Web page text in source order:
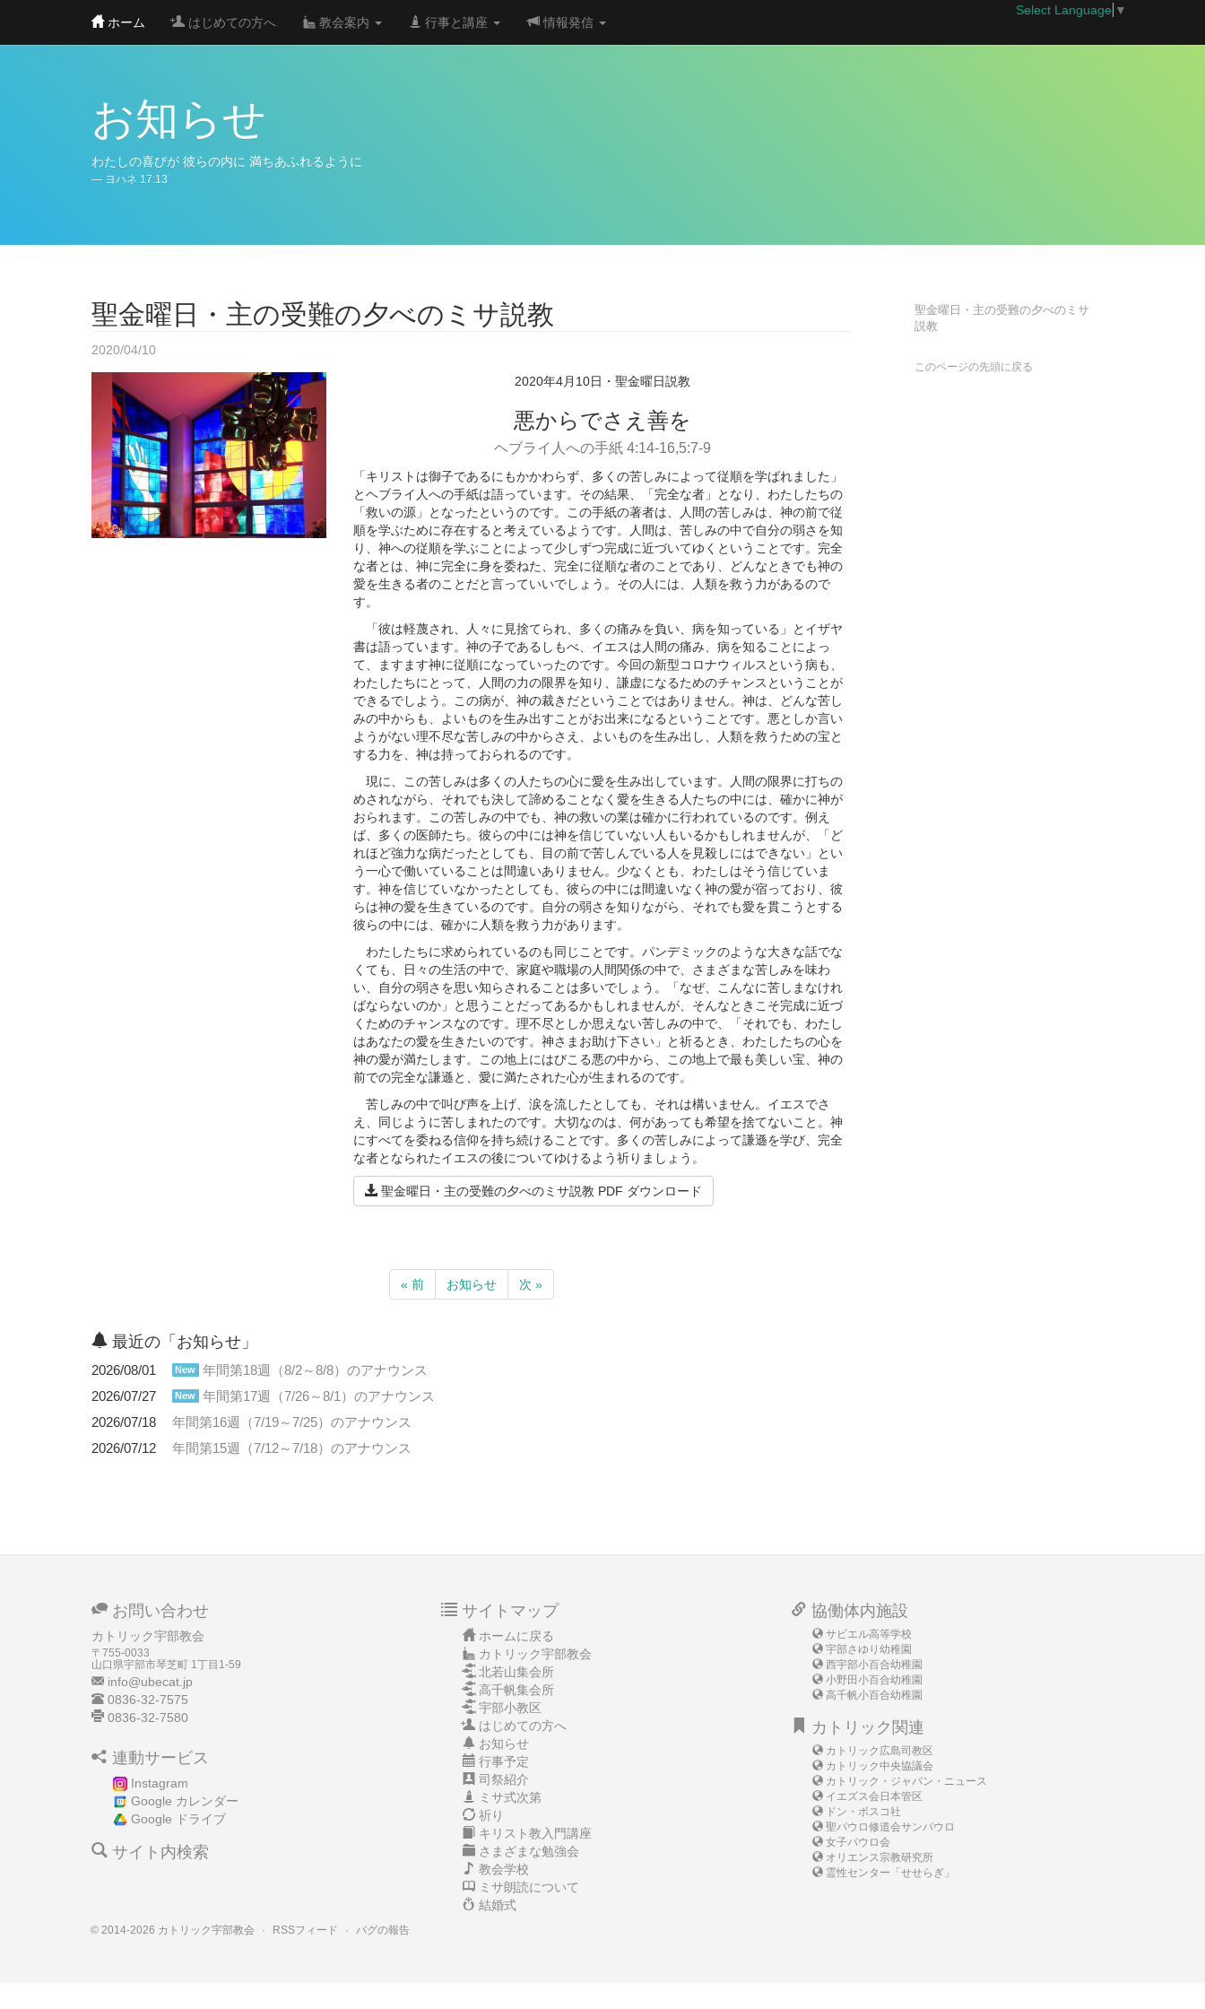
main
ホーム はじめての方へ 教会案内 行事と講座 情報発信
Select Language ▼
お知らせ
わたしの喜びが 彼らの内に 満ちあふれるように
ヨハネ 17:13
聖金曜日・主の受難の夕べのミサ説教
2020/04/10
2020年4月10日・聖金曜日説教
悪からでさえ善を
ヘブライ人への手紙 4:14-16,5:7-9
「キリストは御子であるにもかかわらず、多くの苦しみによって従順を学ばれました」
とヘブライ人への手紙は語っています。その結果、「完全な者」となり、わたしたちの
「救いの源」となったというのです。この手紙の著者は、人間の苦しみは、神の前で従
順を学ぶために存在すると考えているようです。人間は、苦しみの中で自分の弱さを知
り、神への従順を学ぶことによって少しずつ完成に近づいてゆくということです。完全
な者とは、神に完全に身を委ねた、完全に従順な者のことであり、どんなときでも神の
愛を生きる者のことだと言っていいでしょう。その人には、人類を救う力があるので
す。
「彼は軽蔑され、人々に見捨てられ、多くの痛みを負い、病を知っている」とイザヤ
書は語っています。神の子であるしもべ、イエスは人間の痛み、病を知ることによっ
て、ますます神に従順になっていったのです。今回の新型コロナウィルスという病も、
わたしたちにとって、人間の力の限界を知り、謙虚になるためのチャンスということが
できるでしよう。この病が、神の裁きだということではありません。神は、どんな苦し
みの中からも、よいものを生み出すことがお出来になるということです。悪としか言い
ようがない理不尽な苦しみの中からさえ、よいものを生み出し、人類を救うための宝と
する力を、神は持っておられるのです。
現に、この苦しみは多くの人たちの心に愛を生み出しています。人間の限界に打ちの
めされながら、それでも決して諦めることなく愛を生きる人たちの中には、確かに神が
おられます。この苦しみの中でも、神の救いの業は確かに行われているのです。例え
ば、多くの医師たち。彼らの中には神を信じていない人もいるかもしれませんが、「ど
れほど強力な病だったとしても、目の前で苦しんでいる人を見殺しにはできない」とい
う一心で働いていることは間違いありません。少なくとも、わたしはそう信じていま
す。神を信じていなかったとしても、彼らの中には間違いなく神の愛が宿っており、彼
らは神の愛を生きているのです。自分の弱さを知りながら、それでも愛を貫こうとする
彼らの中には、確かに人類を救う力があります。
わたしたちに求められているのも同じことです。パンデミックのような大きな話でな
くても、日々の生活の中で、家庭や職場の人間関係の中で、さまざまな苦しみを味わ
い、自分の弱さを思い知らされることは多いでしょう。「なぜ、こんなに苦しまなけれ
ばならないのか」と思うことだってあるかもしれませんが、そんなときこそ完成に近づ
くためのチャンスなのです。理不尽としか思えない苦しみの中で、「それでも、わたし
はあなたの愛を生きたいのです。神さまお助け下さい」と祈るとき、わたしたちの心を
神の愛が満たします。この地上にはびこる悪の中から、この地上で最も美しい宝、神の
前での完全な謙遜と、愛に満たされた心が生まれるのです。
苦しみの中で叫び声を上げ、涙を流したとしても、それは構いません。イエスでさ
え、同じように苦しまれたのです。大切なのは、何があっても希望を捨てないこと。神
にすべてを委ねる信仰を持ち続けることです。多くの苦しみによって謙遜を学び、完全
な者となられたイエスの後についてゆけるよう祈りましょう。
聖金曜日・主の受難の夕べのミサ説教 PDF ダウンロード
« 前 お知らせ 次 »
最近の「お知らせ」
2026/08/01 New
年間第18週（8/2～8/8）のアナウンス
2026/07/27
New
年間第17週（7/26～8/1）のアナウンス
2026/07/18
年間第16週（7/19～7/25）のアナウンス
2026/07/12
年間第15週（7/12～7/18）のアナウンス
聖金曜日・主の受難の夕べのミサ
説教
このページの先頭に戻る
お問い合わせ
カトリック宇部教会
〒755-0033
山口県宇部市琴芝町 1丁目1-59
info@ubecat.jp
0836-32-7575
0836-32-7580
連動サービス
Instagram
Google カレンダー
Google ドライブ
サイト内検索
サイトマップ
ホームに戻る
カトリック宇部教会
北若山集会所
高千帆集会所
宇部小教区
はじめての方へ
お知らせ
行事予定
司祭紹介
ミサ式次第
祈り
キリスト教入門講座
さまざまな勉強会
教会学校
ミサ朗読について
結婚式
協働体内施設
サビエル高等学校
宇部さゆり幼稚園
西宇部小百合幼稚園
小野田小百合幼稚園
高千帆小百合幼稚園
カトリック関連
カトリック広島司教区
カトリック中央協議会
カトリック・ジャパン・ニュース
イエズス会日本管区
ドン・ボスコ社
聖パウロ修道会サンパウロ
女子パウロ会
オリエンス宗教研究所
霊性センター「せせらぎ」
© 2014-2026 カトリック宇部教会 · RSSフィード · バグの報告